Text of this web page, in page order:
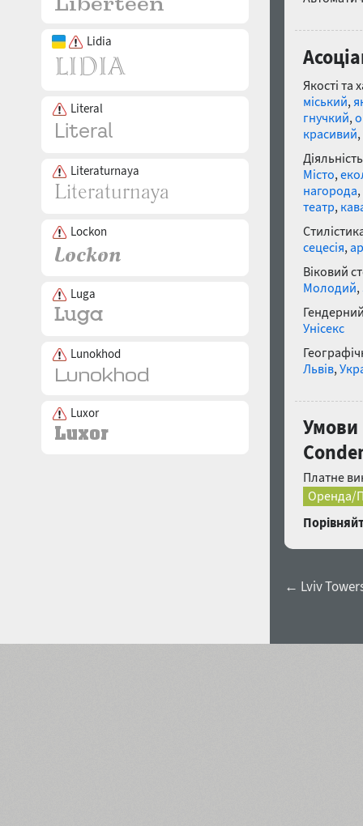
Lidia
Literal
Literaturnaya
Lockon
Luga
Lunokhod
Luxor
Якості та
міський,
гнучкий,
красивий,
Місто,
нагорода,
театр,
сецесія,
Віковий
Молодий,
Унісекс
Львів,
Умови
Платне
Оренда/
← Lviv